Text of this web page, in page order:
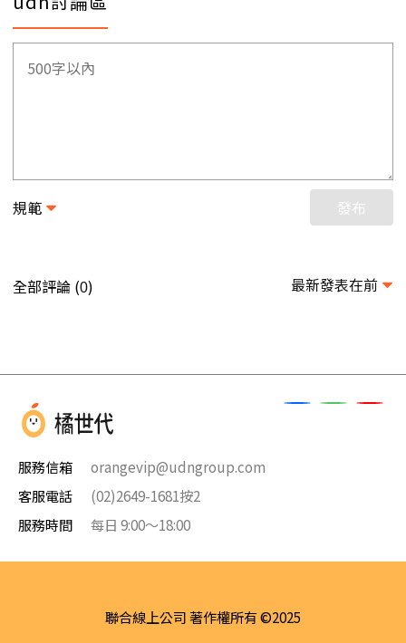
規範 發布
全部評論 (0) 最新發表在前
服務信箱
orangevip@udngroup.com
客服電話
(02)2649-1681按2
服務時間
每日 9:00～18:00
聯合線上公司 著作權所有 ©2025